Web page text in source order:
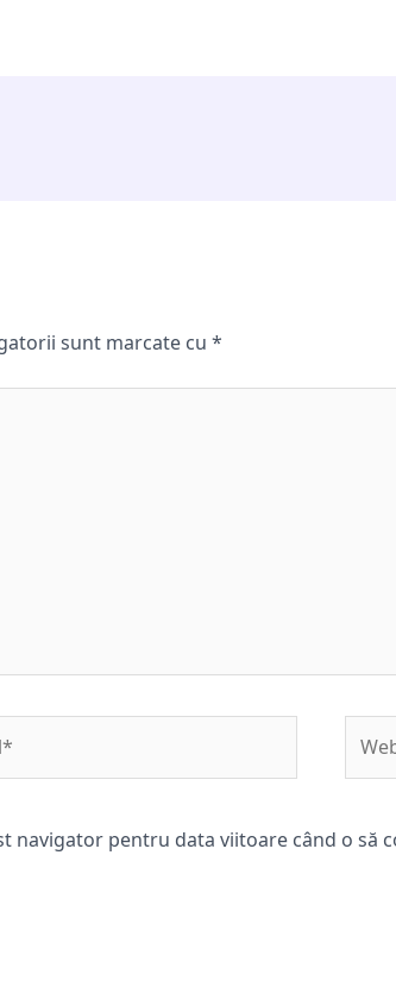
sunt marcate cu *
navigator pentru data viitoare când o să